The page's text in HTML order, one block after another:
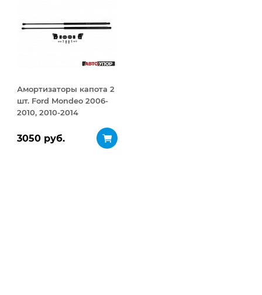
Амортизаторы капота 2
шт. Ford Mondeo 2006-
2010, 2010-2014
3050 руб.